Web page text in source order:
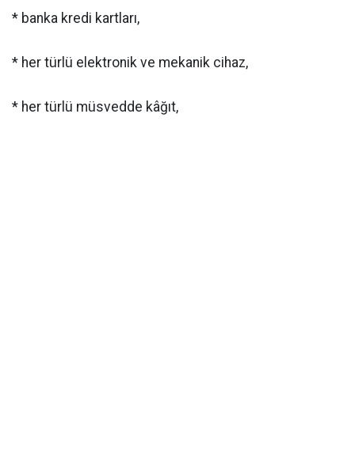
* banka kredi kartları,
* her türlü elektronik ve mekanik cihaz,
* her türlü müsvedde kâğıt,